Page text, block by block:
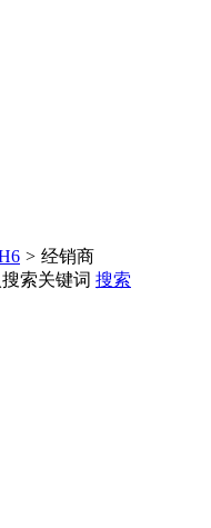
> 经销商
索关键词 搜索